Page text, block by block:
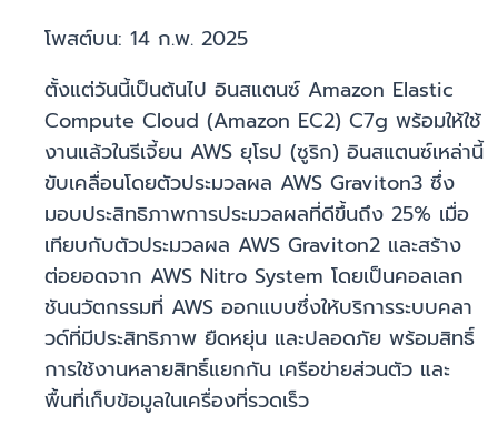
โพสต์บน: 14 ก.พ. 2025
ตั้งแต่วันนี้เป็นต้นไป อินสแตนซ์ Amazon Elastic
Compute Cloud (Amazon EC2) C7g พร้อมให้ใช้
งานแล้วในรีเจี้ยน AWS ยุโรป (ซูริก) อินสแตนซ์เหล่านี้
ขับเคลื่อนโดยตัวประมวลผล AWS Graviton3 ซึ่ง
มอบประสิทธิภาพการประมวลผลที่ดีขึ้นถึง 25% เมื่อ
เทียบกับตัวประมวลผล AWS Graviton2 และสร้าง
ต่อยอดจาก AWS Nitro System โดยเป็นคอลเลก
ชันนวัตกรรมที่ AWS ออกแบบซึ่งให้บริการระบบคลา
วด์ที่มีประสิทธิภาพ ยืดหยุ่น และปลอดภัย พร้อมสิทธิ์
การใช้งานหลายสิทธิ์แยกกัน เครือข่ายส่วนตัว และ
พื้นที่เก็บข้อมูลในเครื่องที่รวดเร็ว